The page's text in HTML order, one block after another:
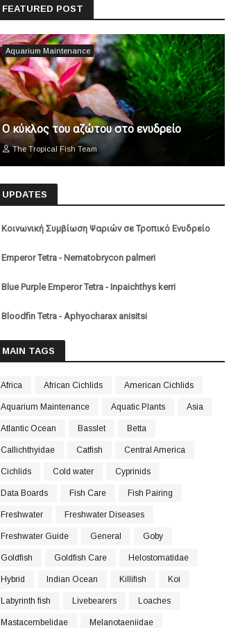
FEATURED POST
Aquarium Maintenance
Ο κύκλος του αζώτου στο ενυδρείο
The Tropical Fish Team
UPDATES
Κοινωνική Συμβίωση Ψαριών σε Τροπικό Ενυδρείο
Emperor Tetra - Nematobrycon palmeri
Blue Purple Emperor Tetra - Inpaichthys kerri
Bloodfin Tetra - Aphyocharax anisitsi
MAIN TAGS
Africa African Cichlids American Cichlids
Aquarium Maintenance Aquatic Plants Asia
Atlantic Ocean Basslet Betta
Callichthyidae Catfish Central America
Cichlids Cold water Cyprinids
Data Boards Fish Care Fish Pairing
Freshwater Freshwater Diseases
Freshwater Guide General Goby
Goldfish Goldfish Care Helostomatidae
Hybrid Indian Ocean Killifish Koi
Labyrinth fish Livebearers Loaches
Mastacembelidae Melanotaeniidae